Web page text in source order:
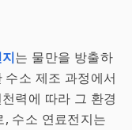
는 물만을 방출하
소 제조 과정에서
력에 따라 그 환경
수소 연료전지는